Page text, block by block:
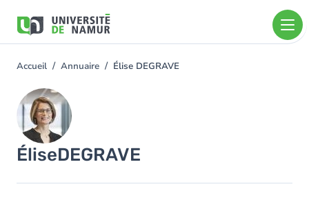
contenu
You
here
Accueil Annuaire Élise DEGRAVE
Image
ÉliseDEGRAVE